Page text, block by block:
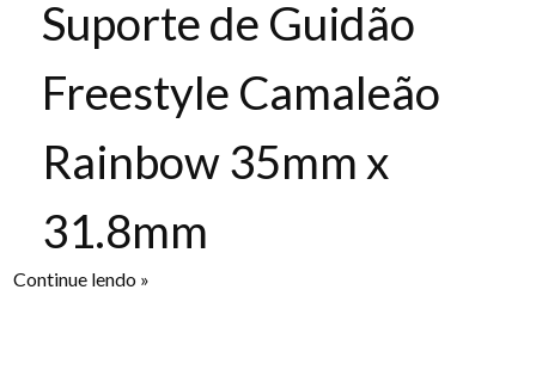
Suporte de Guidão
Freestyle Camaleão
Rainbow 35mm x
31.8mm
Continue lendo »